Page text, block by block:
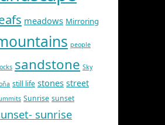
meadows Mirroring
people
sandstone Sky
still life stones street
Sunrise sunset
sunrise